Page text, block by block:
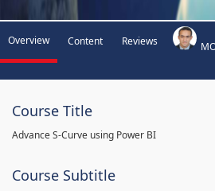
Overview Content Reviews
Course Title
Advance S-Curve using Power BI
Course Subtitle